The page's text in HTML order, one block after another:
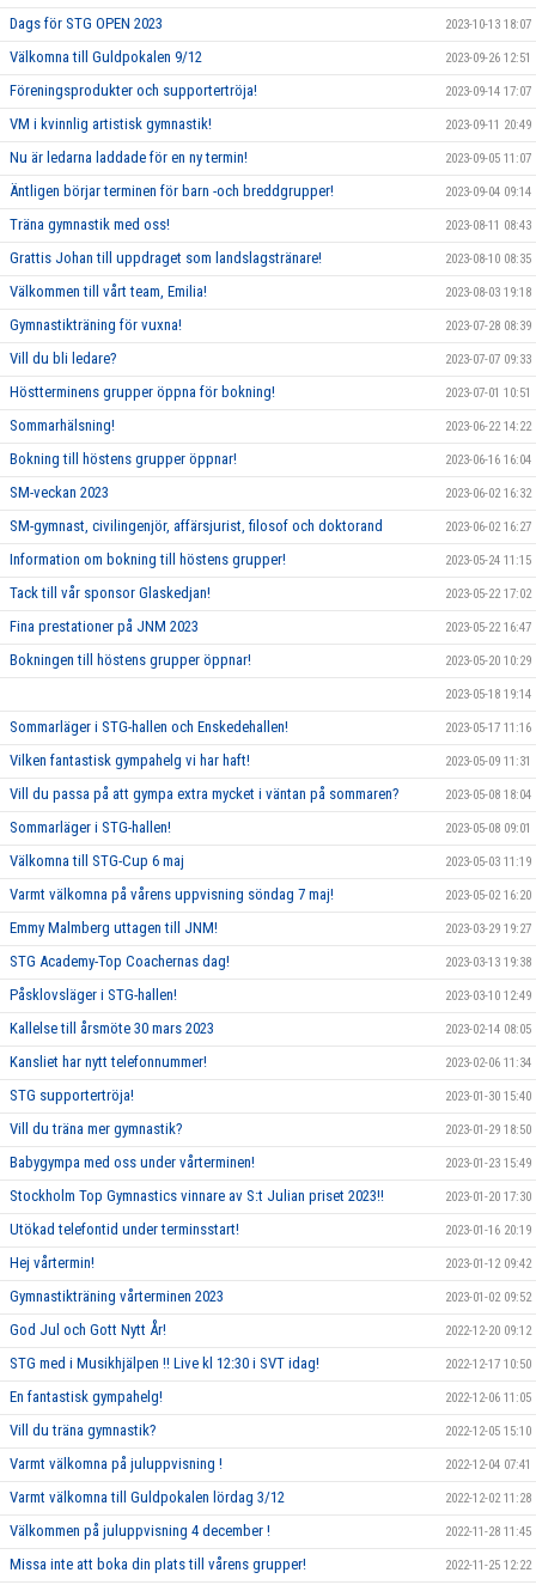
Dags för STG OPEN 2023 2023-10-13 18:07
Välkomna till Guldpokalen 9/12 2023-09-26 12:51
Föreningsprodukter och supportertröja! 2023-09-14 17:07
VM i kvinnlig artistisk gymnastik! 2023-09-11 20:49
Nu är ledarna laddade för en ny termin! 2023-09-05 11:07
Äntligen börjar terminen för barn -och breddgrupper! 2023-09-04 09:14
Träna gymnastik med oss! 2023-08-11 08:43
Grattis Johan till uppdraget som landslagstränare! 2023-08-10 08:35
Välkommen till vårt team, Emilia! 2023-08-03 19:18
Gymnastikträning för vuxna! 2023-07-28 08:39
Vill du bli ledare? 2023-07-07 09:33
Höstterminens grupper öppna för bokning! 2023-07-01 10:51
Sommarhälsning! 2023-06-22 14:22
Bokning till höstens grupper öppnar! 2023-06-16 16:04
SM-veckan 2023 2023-06-02 16:32
SM-gymnast, civilingenjör, affärsjurist, filosof och doktorand 2023-06-02 16:27
Information om bokning till höstens grupper! 2023-05-24 11:15
Tack till vår sponsor Glaskedjan! 2023-05-22 17:02
Fina prestationer på JNM 2023 2023-05-22 16:47
Bokningen till höstens grupper öppnar! 2023-05-20 10:29
2023-05-18 19:14
Sommarläger i STG-hallen och Enskedehallen! 2023-05-17 11:16
Vilken fantastisk gympahelg vi har haft! 2023-05-09 11:31
Vill du passa på att gympa extra mycket i väntan på sommaren? 2023-05-08 18:04
Sommarläger i STG-hallen! 2023-05-08 09:01
Välkomna till STG-Cup 6 maj 2023-05-03 11:19
Varmt välkomna på vårens uppvisning söndag 7 maj! 2023-05-02 16:20
Emmy Malmberg uttagen till JNM! 2023-03-29 19:27
STG Academy-Top Coachernas dag! 2023-03-13 19:38
Påsklovsläger i STG-hallen! 2023-03-10 12:49
Kallelse till årsmöte 30 mars 2023 2023-02-14 08:05
Kansliet har nytt telefonnummer! 2023-02-06 11:34
STG supportertröja! 2023-01-30 15:40
Vill du träna mer gymnastik? 2023-01-29 18:50
Babygympa med oss under vårterminen! 2023-01-23 15:49
Stockholm Top Gymnastics vinnare av S:t Julian priset 2023!! 2023-01-20 17:30
Utökad telefontid under terminsstart! 2023-01-16 20:19
Hej vårtermin! 2023-01-12 09:42
Gymnastikträning vårterminen 2023 2023-01-02 09:52
God Jul och Gott Nytt År! 2022-12-20 09:12
STG med i Musikhjälpen !! Live kl 12:30 i SVT idag! 2022-12-17 10:50
En fantastisk gympahelg! 2022-12-06 11:05
Vill du träna gymnastik? 2022-12-05 15:10
Varmt välkomna på juluppvisning ! 2022-12-04 07:41
Varmt välkomna till Guldpokalen lördag 3/12 2022-12-02 11:28
Välkommen på juluppvisning 4 december ! 2022-11-28 11:45
Missa inte att boka din plats till vårens grupper! 2022-11-25 12:22